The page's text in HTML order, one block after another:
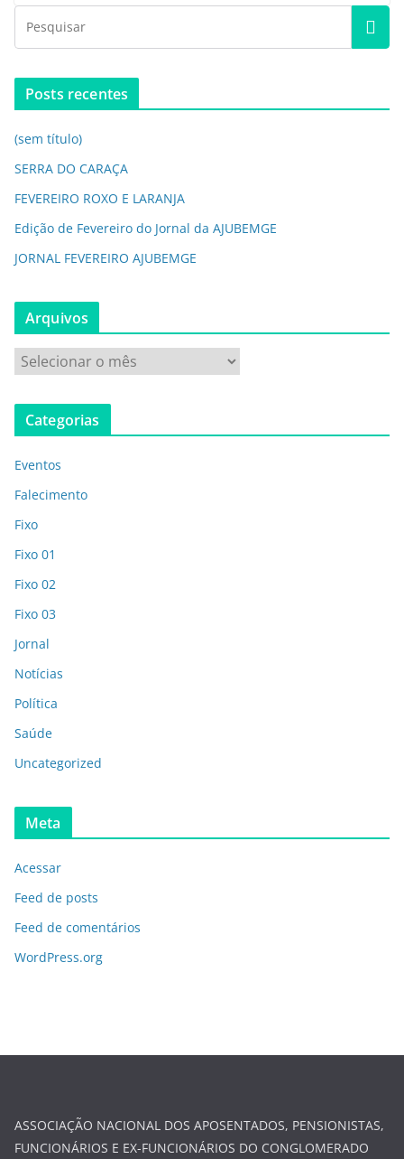
Posts recentes
(sem título)
SERRA DO CARAÇA
FEVEREIRO ROXO E LARANJA
Edição de Fevereiro do Jornal da AJUBEMGE
JORNAL FEVEREIRO AJUBEMGE
Arquivos
Categorias
Eventos
Falecimento
Fixo
Fixo 01
Fixo 02
Fixo 03
Jornal
Notícias
Política
Saúde
Uncategorized
Meta
Acessar
Feed de posts
Feed de comentários
WordPress.org
ASSOCIAÇÃO NACIONAL DOS APOSENTADOS, PENSIONISTAS,
FUNCIONÁRIOS E EX-FUNCIONÁRIOS DO CONGLOMERADO